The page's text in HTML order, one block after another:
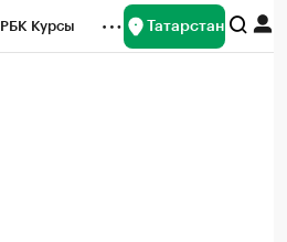
РБК Курсы Татарстан